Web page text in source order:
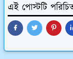
এই পোস্টটি